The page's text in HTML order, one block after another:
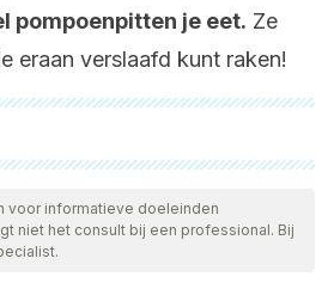
pompoenpitten je eet. Ze
eraan verslaafd kunt raken!
zijn grondig gecontroleerd door
betrouwbaarheid, actualiteit en
De bibliografie van dit artikel werd
voor informatieve doeleinden
niet het consult bij een professional. Bij